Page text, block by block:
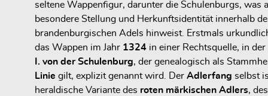
seltene Wappenfigur, darunter die Schulenburgs, was
besondere Stellung und Herkunftsidentität innerhalb
brandenburgischen Adels hinweist. Erstmals
das Wappen im Jahr 1324 in einer Rechtsquelle, in der
I. von der Schulenburg, der genealogisch als
Linie gilt, explizit genannt wird. Der Adlerfang selbst
heraldische Variante des roten märkischen Adlers,